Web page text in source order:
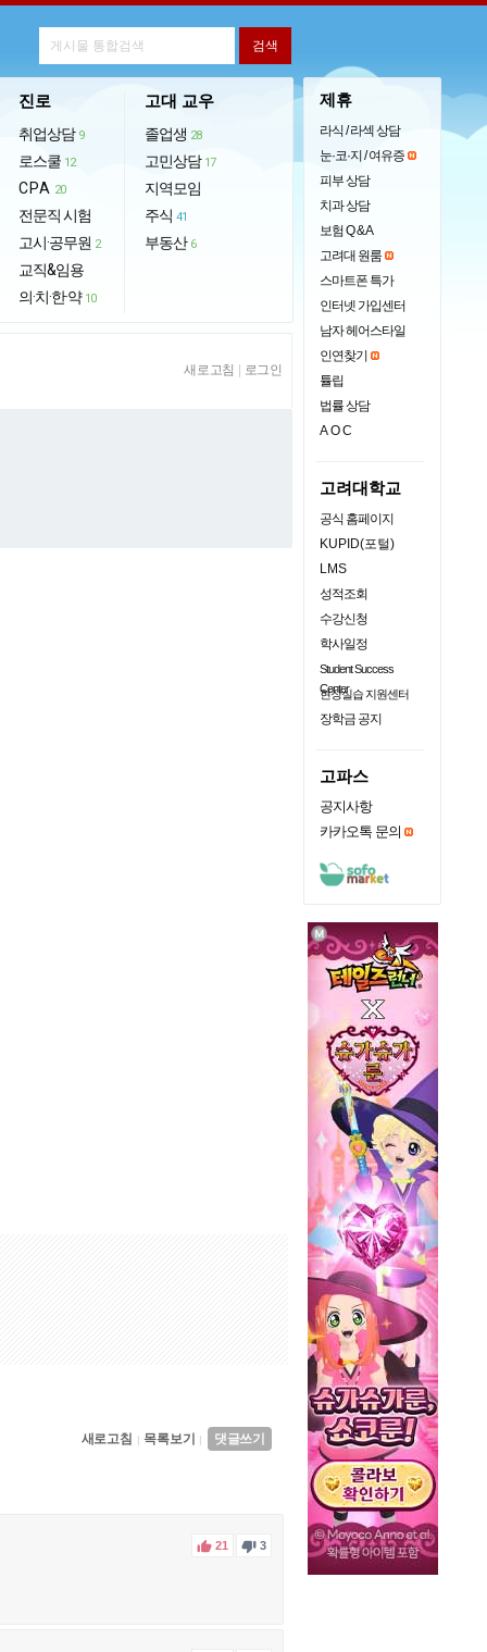
진로
취업상담 9
로스쿨 12
CPA 20
전문직 시험
고시·공무원 2
교직&임용
의·치·한·약 10
고대 교우
졸업생 28
고민상담 17
지역모임
주식 41
부동산 6
새로고침 로그인
새로고침 | 목록보기 | 댓글쓰기
 21  3
제휴
라식 / 라섹 상담
눈·코·지 / 여유증
피부 상담
치과 상담
보험 Q & A
고려대 원룸
스마트폰 특가
인터넷 가입센터
남자 헤어스타일
인연찾기
튤립
법률 상담
AOC
고려대학교
공식 홈페이지
KUPID(포털)
LMS
성적조회
수강신청
학사일정
Student Success
Center
현장실습 지원센터
장학금 공지
고파스
공지사항
카카오톡 문의